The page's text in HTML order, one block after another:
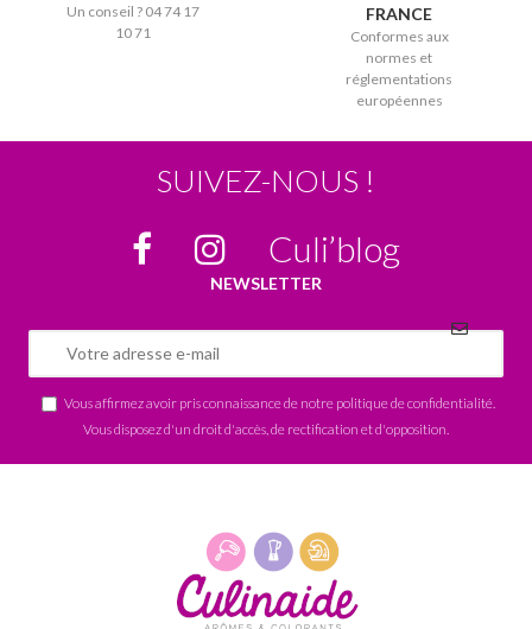
Un conseil ? 04 74 17
10 71
FRANCE
Conformes aux
normes et
réglementations
européennes
SUIVEZ-NOUS !
Culi’blog
NEWSLETTER
Vous affirmez avoir pris connaissance de notre politique de confidentialité
Vous disposez d'un droit d'accès, de rectification et d'opposition.